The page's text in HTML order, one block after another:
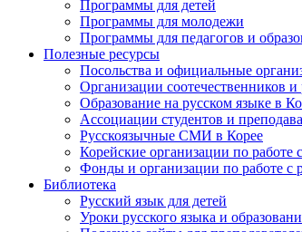
Программы для детей
Программы для молодежи
Программы для педагогов и
Полезные ресурсы
Посольства и официальные
Организации соотечественников
Образование на русском языке в
Ассоциации студентов и
Русскоязычные СМИ в Корее
Корейские организации по работе
Фонды и организации по работе
Библиотека
Русский язык для детей
Уроки русского языка и